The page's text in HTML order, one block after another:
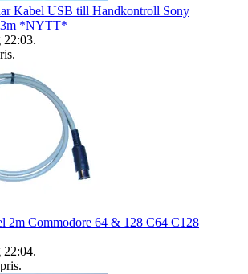
Kabel USB till Handkontroll Sony
3m *NYTT*
22:03.
.
2m Commodore 64 & 128 C64 C128
22:04.
.